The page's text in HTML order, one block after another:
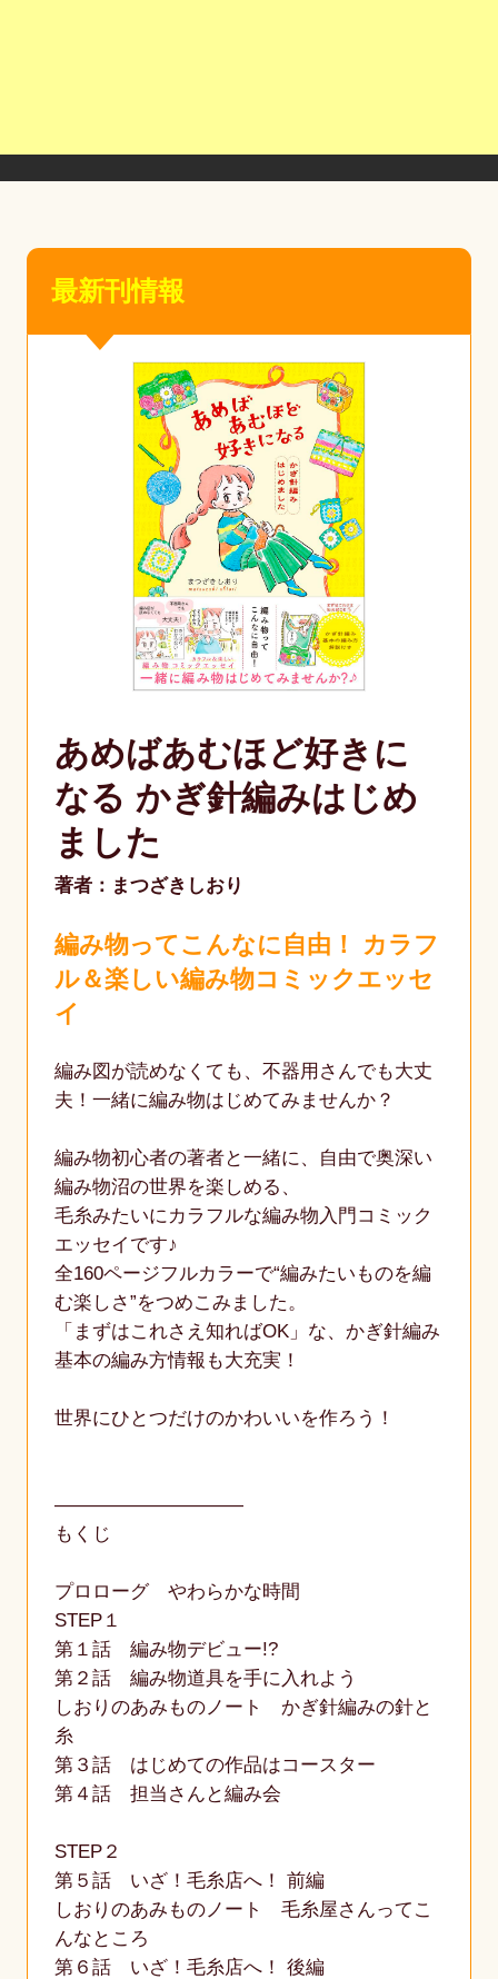
最新刊情報
あめばあむほど好きに
なる かぎ針編みはじめ
ました
著者：まつざきしおり
編み物ってこんなに自由！ カラフ
ル＆楽しい編み物コミックエッセ
イ
編み図が読めなくても、不器用さんでも大丈
夫！一緒に編み物はじめてみませんか？
編み物初心者の著者と一緒に、自由で奥深い
編み物沼の世界を楽しめる、
毛糸みたいにカラフルな編み物入門コミック
エッセイです♪
全160ページフルカラーで“編みたいものを編
む楽しさ”をつめこみました。
「まずはこれさえ知ればOK」な、かぎ針編み
基本の編み方情報も大充実！
世界にひとつだけのかわいいを作ろう！
――――――――――
もくじ
プロローグ やわらかな時間
STEP１
第１話 編み物デビュー!?
第２話 編み物道具を手に入れよう
しおりのあみものノート かぎ針編みの針と
糸
第３話 はじめての作品はコースター
第４話 担当さんと編み会
STEP２
第５話 いざ！毛糸店へ！ 前編
しおりのあみものノート 毛糸屋さんってこ
んなところ
第６話 いざ！毛糸店へ！ 後編